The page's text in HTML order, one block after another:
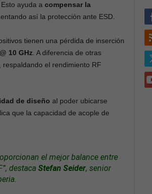
ayuda a compensar la
así la protección ante ESD.
tienen una pérdida de inserción
10 GHz . A diferencia de otras
el rendimiento RF
de diseño al poder ubicarse
que la capacidad de acople de
el mejor balance entre
destaca Stefan Seider, senior